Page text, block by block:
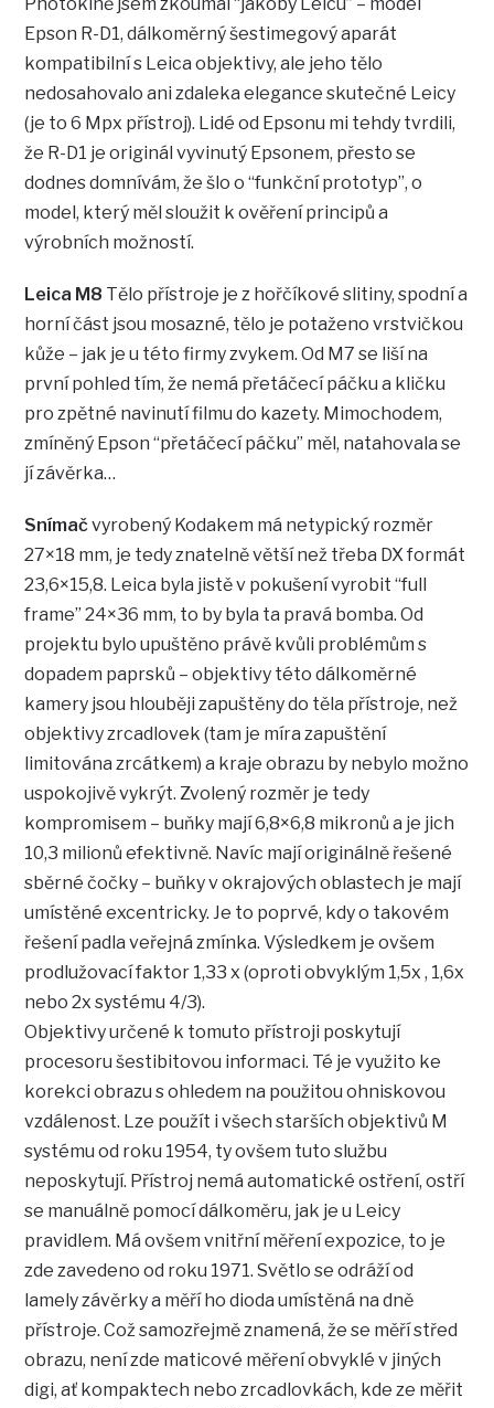
Photokině jsem zkoumal “jakoby Leicu” – model
Epson R-D1, dálkoměrný šestimegový aparát
kompatibilní s Leica objektivy, ale jeho tělo
nedosahovalo ani zdaleka elegance skutečné Leicy
(je to 6 Mpx přístroj). Lidé od Epsonu mi tehdy tvrdili,
že R-D1 je originál vyvinutý Epsonem, přesto se
dodnes domnívám, že šlo o “funkční prototyp”, o
model, který měl sloužit k ověření principů a
výrobních možností.
Leica M8 Tělo přístroje je z hořčíkové slitiny, spodní a
horní část jsou mosazné, tělo je potaženo vrstvičkou
kůže – jak je u této firmy zvykem. Od M7 se liší na
první pohled tím, že nemá přetáčecí páčku a kličku
pro zpětné navinutí filmu do kazety. Mimochodem,
zmíněný Epson “přetáčecí páčku” měl, natahovala se
jí závěrka…
Snímačvyrobený Kodakem má netypický rozměr
27×18 mm, je tedy znatelně větší než třeba DX formát
23,6×15,8. Leica byla jistě v pokušení vyrobit “full
frame” 24×36 mm, to by byla ta pravá bomba. Od
projektu bylo upuštěno právě kvůli problémům s
dopadem paprsků – objektivy této dálkoměrné
kamery jsou hlouběji zapuštěny do těla přístroje, než
objektivy zrcadlovek (tam je míra zapuštění
limitována zrcátkem) a kraje obrazu by nebylo možno
uspokojivě vykrýt. Zvolený rozměr je tedy
kompromisem – buňky mají 6,8×6,8 mikronů a je jich
10,3 milionů efektivně. Navíc mají originálně řešené
sběrné čočky – buňky v okrajových oblastech je mají
umístěné excentricky. Je to poprvé, kdy o takovém
řešení padla veřejná zmínka. Výsledkem je ovšem
prodlužovací faktor 1,33 x (oproti obvyklým 1,5x , 1,6x
nebo 2x systému 4/3).
Objektivy určené k tomuto přístroji poskytují
procesoru šestibitovou informaci. Té je využito ke
korekci obrazu s ohledem na použitou ohniskovou
vzdálenost. Lze použít i všech starších objektivů M
systému od roku 1954, ty ovšem tuto službu
neposkytují. Přístroj nemá automatické ostření, ostří
se manuálně pomocí dálkoměru, jak je u Leicy
pravidlem. Má ovšem vnitřní měření expozice, to je
zde zavedeno od roku 1971. Světlo se odráží od
lamely závěrky a měří ho dioda umístěná na dně
přístroje. Což samozřejmě znamená, že se měří střed
obrazu, není zde maticové měření obvyklé v jiných
digi, ať kompaktech nebo zrcadlovkách, kde ze měřit